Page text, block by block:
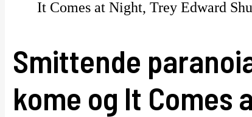
It Comes at Night, Trey Edward
Smittende
kome og It Comes